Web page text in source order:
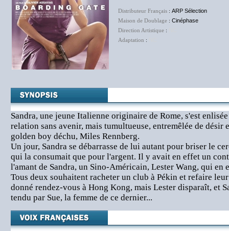
Distributeur Français : ARP Sélection
Maison de Doublage : Cinéphase
Direction Artistique :
Adaptation :
Sandra, une jeune Italienne originaire de Rome, s'est
relation sans avenir, mais tumultueuse, entremêlée de désir
golden boy déchu, Miles Rennberg.
Un jour, Sandra se débarrasse de lui autant pour briser le
qui la consumait que pour l'argent. Il y avait en effet un
l'amant de Sandra, un Sino-Américain, Lester Wang, qui en
Tous deux souhaitent racheter un club à Pékin et refaire
donné rendez-vous à Hong Kong, mais Lester disparaît, et
tendu par Sue, la femme de ce dernier...